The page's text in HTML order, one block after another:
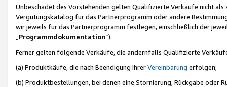
Unbeschadet des Vorstehenden gelten Qualifizierte Verkäufe nicht
Vergütungskatalog für das Partnerprogramm oder andere
wir jeweils für das Partnerprogramm festlegen, einschließlich der
Programmdokumentation“).
Ferner gelten folgende Verkäufe, die andernfalls Qualifizierte
(a) Produktkäufe, die nach Beendigung IhrerVereinbarung erfolgen;
(b) Produktbestellungen, bei denen eine Stornierung, Rückgabe oder